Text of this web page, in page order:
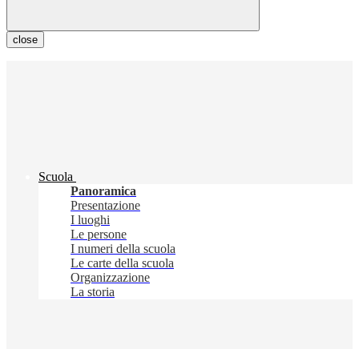
close
Scuola
Panoramica
Presentazione
I luoghi
Le persone
I numeri della scuola
Le carte della scuola
Organizzazione
La storia